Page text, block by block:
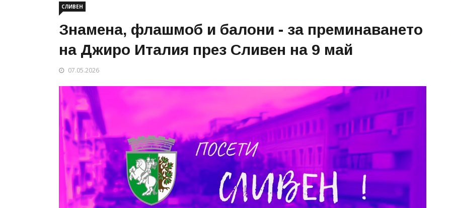
СЛИВЕН
Знамена, флашмоб и балони - за преминаването
на Джиро Италия през Сливен на 9 май
07.05.2026